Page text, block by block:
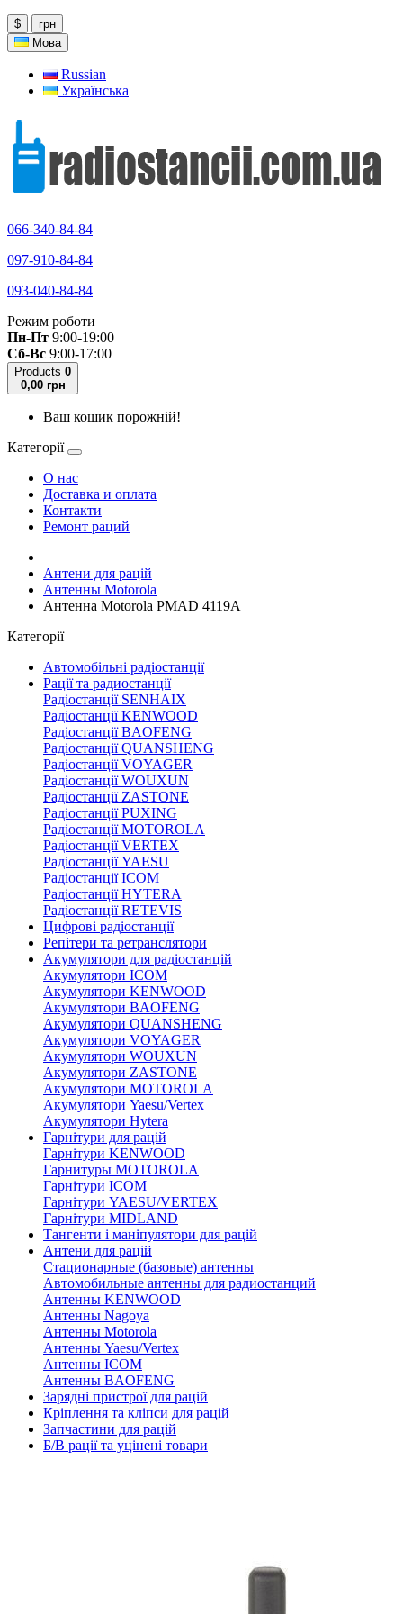
$
грн
Мова
Russian
Українська
066-340-84-84
097-910-84-84
093-040-84-84
Режим роботи
Пн-Пт 9:00-19:00
Сб-Вс 9:00-17:00
Products 0
0,00 грн
Ваш кошик порожній!
Категорії
О нас
Доставка и оплата
Контакти
Ремонт раций
Антени для рацій
Антенны Motorola
Антенна Motorola PMAD 4119A
Категорії
Автомобільні радіостанції
Рації та радиостанції
Радіостанції SENHAIX
Радіостанції KENWOOD
Радіостанції BAOFENG
Радіостанції QUANSHENG
Радіостанції VOYAGER
Радіостанції WOUXUN
Радіостанції ZASTONE
Радіостанції PUXING
Радіостанції MOTOROLA
Радіостанції VERTEX
Радіостанції YAESU
Радіостанції ICOM
Радіостанції HYTERA
Радіостанції RETEVIS
Цифрові радіостанції
Репітери та ретранслятори
Акумулятори для радіостанцій
Акумулятори ICOM
Акумулятори KENWOOD
Акумулятори BAOFENG
Акумулятори QUANSHENG
Акумулятори VOYAGER
Акумулятори WOUXUN
Акумулятори ZASTONE
Акумулятори MOTOROLA
Акумулятори Yaesu/Vertex
Акумулятори Hytera
Гарнітури для рацій
Гарнітури KENWOOD
Гарнитуры MOTOROLA
Гарнітури ICOM
Гарнітури YAESU/VERTEX
Гарнітури MIDLAND
Тангенти і маніпулятори для рацій
Антени для рацій
Стационарные (базовые) антенны
Автомобильные антенны для радиостанций
Антенны KENWOOD
Антенны Nagoya
Антенны Motorola
Антенны Yaesu/Vertex
Антенны ICOM
Антенны BAOFENG
Зарядні пристрої для рацій
Кріплення та кліпси для рацій
Запчастини для рацій
Б/В рації та уцінені товари